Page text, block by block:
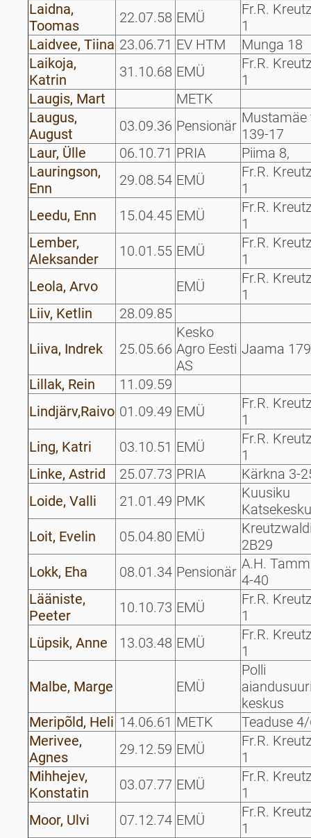
Laidna,
Toomas
22.07.58 EMÜ
Fr.R.
1
Laidvee, Tiina 23.06.71 EV HTM
Munga 18
Laikoja,
Katrin
31.10.68 EMÜ
Fr.R.
1
Laugis, Mart
METK
Laugus,
August
03.09.36 Pensionär Mustamäe
139-17
Laur, Ülle
06.10.71 PRIA
Piima 8,
Lauringson,
Enn
29.08.54 EMÜ
Fr.R.
1
Leedu, Enn
15.04.45 EMÜ
Fr.R.
1
Lember,
Aleksander
10.01.55 EMÜ
Fr.R.
1
Leola, Arvo
EMÜ
Fr.R.
1
Liiv, Ketlin
28.09.85
Liiva, Indrek 25.05.66
Kesko
Agro Eesti
AS
Jaama
Lillak, Rein
11.09.59
Lindjärv,Raivo 01.09.49 EMÜ
Fr.R.
1
Ling, Katri
03.10.51 EMÜ
Fr.R.
1
Linke, Astrid
25.07.73 PRIA
Kärkna 3-
Loide, Valli
21.01.49 PMK
Kuusiku
Loit, Evelin
05.04.80 EMÜ
2B29
Lokk, Eha
08.01.34 Pensionär A.H.
4-40
Lääniste,
Peeter
10.10.73 EMÜ
Fr.R.
1
Lüpsik, Anne
13.03.48 EMÜ
Fr.R.
1
Malbe, Marge EMÜ
Polli
keskus
Meripõld, Heli 14.06.61 METK
Teaduse
Merivee,
Agnes
29.12.59 EMÜ
Fr.R.
1
Mihhejev,
Konstatin
03.07.77 EMÜ
Fr.R.
1
Moor, Ulvi
07.12.74 EMÜ
Fr.R.
1